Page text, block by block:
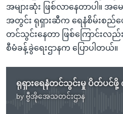
အများဆုံး ဖြစ်လာနေတာပါ။ အ
အတွင်း ရုရှားဆီက ရေနံစိမ်းစည်ပ
တင်သွင်းနေတာ ဖြစ်ကြောင်းလ
စီမံခန့်ခွဲရေးဌာနက ပြောပါတယ်။
ရုရှားရေနံတင်သွင်းမှု ပိတ်ပင်ဖို့
by ဗွီအိုအေသတင်းဌာန
No media source